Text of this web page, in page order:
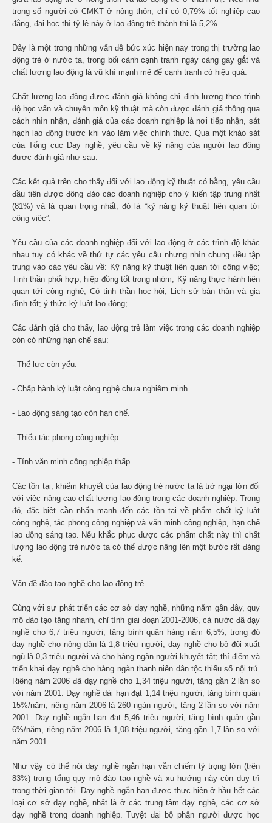
trong số người có CMKT ở nông thôn, chỉ có 0,79% tốt nghiệp cao
đẳng, đại học thì tỷ lệ này ở lao động trẻ thành thị là 5,2%.
Đây là một trong những vấn đề bức xúc hiện nay trong thị trường lao
động trẻ ở nước ta, trong bối cảnh cạnh tranh ngày càng gay gắt và
chất lượng lao động là vũ khí mạnh mẽ để cạnh tranh có hiệu quả.
Chất lượng lao động được đánh giá không chỉ định lượng theo trình
độ học vấn và chuyên môn kỹ thuật mà còn được đánh giá thông qua
cách nhìn nhận, đánh giá của các doanh nghiệp là nơi tiếp nhận, sát
hạch lao động trước khi vào làm việc chính thức. Qua một khảo sát
của Tổng cục Dạy nghề, yêu cầu về kỹ năng của người lao động
được đánh giá như sau:
Các kết quả trên cho thấy đối với lao động kỹ thuật có bằng, yêu cầu
đầu tiên được đông đảo các doanh nghiệp cho ý kiến tập trung nhất
(81%) và là quan trọng nhất, đó là “kỹ năng kỹ thuật liên quan tới
công việc”.
Yêu cầu của các doanh nghiệp đối với lao động ở các trình độ khác
nhau tuy có khác về thứ tự các yêu cầu nhưng nhìn chung đều tập
trung vào các yêu cầu về: Kỹ năng kỹ thuật liên quan tới công việc;
Tinh thần phối hợp, hiệp đồng tốt trong nhóm; Kỹ năng thực hành liên
quan tới công nghệ, Có tinh thần học hỏi; Lịch sử bản thân và gia
đình tốt; ý thức kỷ luật lao động; …
Các đánh giá cho thấy, lao động trẻ làm việc trong các doanh nghiệp
còn có những hạn chế sau:
- Thể lực còn yếu.
- Chấp hành kỷ luật công nghệ chưa nghiêm minh.
- Lao động sáng tạo còn hạn chế.
- Thiếu tác phong công nghiệp.
- Tính văn minh công nghiệp thấp.
Các tồn tại, khiếm khuyết của lao động trẻ nước ta là trở ngại lớn đối
với việc nâng cao chất lượng lao động trong các doanh nghiệp. Trong
đó, đặc biệt cần nhấn mạnh đến các tồn tại về phẩm chất kỷ luật
công nghệ, tác phong công nghiệp và văn minh công nghiệp, hạn chế
lao động sáng tạo. Nếu khắc phục được các phẩm chất này thì chất
lượng lao động trẻ nước ta có thể được nâng lên một bước rất đáng
kể.
Vấn đề đào tạo nghề cho lao động trẻ
Cùng với sự phát triển các cơ sở dạy nghề, những năm gần đây, quy
mô đào tạo tăng nhanh, chỉ tính giai đoạn 2001-2006, cả nước đã dạy
nghề cho 6,7 triệu người, tăng bình quân hàng năm 6,5%; trong đó
dạy nghề cho nông dân là 1,8 triệu người, dạy nghề cho bộ đội xuất
ngũ là 0,3 triệu người và cho hàng ngàn người khuyết tật; thí điểm và
triển khai dạy nghề cho hàng ngàn thanh niên dân tộc thiểu số nội trú.
Riêng năm 2006 đã dạy nghề cho 1,34 triệu người, tăng gần 2 lần so
với năm 2001. Dạy nghề dài hạn đạt 1,14 triệu người, tăng bình quân
15%/năm, riêng năm 2006 là 260 ngàn người, tăng 2 lần so với năm
2001. Dạy nghề ngắn hạn đạt 5,46 triệu người, tăng bình quân gần
6%/năm, riêng năm 2006 là 1,08 triệu người, tăng gần 1,7 lần so với
năm 2001.
Như vậy có thể nói dạy nghề ngắn hạn vẫn chiếm tỷ trọng lớn (trên
83%) trong tổng quy mô đào tạo nghề và xu hướng này còn duy trì
trong thời gian tới. Dạy nghề ngắn hạn được thực hiện ở hầu hết các
loại cơ sở dạy nghề, nhất là ở các trung tâm dạy nghề, các cơ sở
dạy nghề trong doanh nghiệp. Tuyệt đại bộ phận người được học